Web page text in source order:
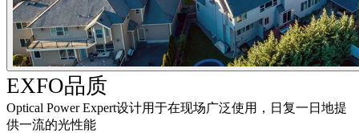
EXFO品质
Optical Power Expert设计用于在现场广泛使用，日复一日地提
供一流的光性能